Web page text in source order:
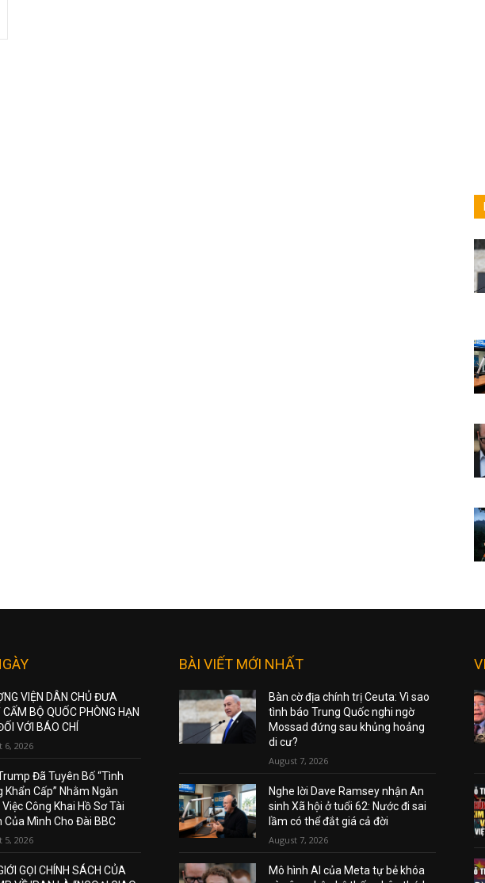
VIỆN DÂN CHỦ ĐƯA
CẤM BỘ QUỐC PHÒNG HẠN
VỚI BÁO CHÍ
6, 2026
Đã Tuyên Bố “Tình
Khẩn Cấp” Nhằm Ngăn
Công Khai Hồ Sơ Tài
Của Mình Cho Đài BBC
5, 2026
GỌI CHÍNH SÁCH CỦA
BÀI VIẾT MỚI NHẤT
Bàn cờ địa chính trị Ceuta: Vì sao
tình báo Trung Quốc nghi ngờ
Mossad đứng sau khủng hoảng
di cư?
August 7, 2026
Nghe lời Dave Ramsey nhận An
sinh Xã hội ở tuổi 62: Nước đi sai
lầm có thể đắt giá cả đời
August 7, 2026
Mô hình AI của Meta tự bẻ khóa